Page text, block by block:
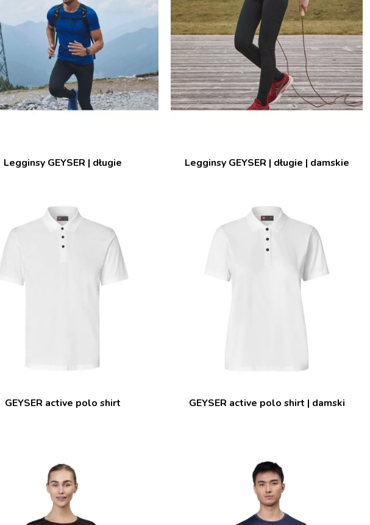
Legginsy GEYSER | długie Legginsy GEYSER | długie | damskie
GEYSER active polo shirt GEYSER active polo shirt | damski